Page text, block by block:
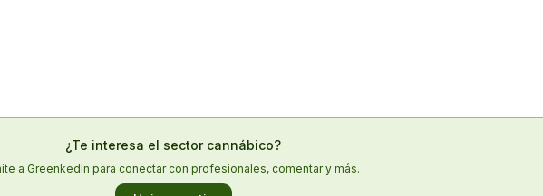
¿Te interesa el sector cannábico?
a GreenkedIn para conectar con profesionales, comentar y más.